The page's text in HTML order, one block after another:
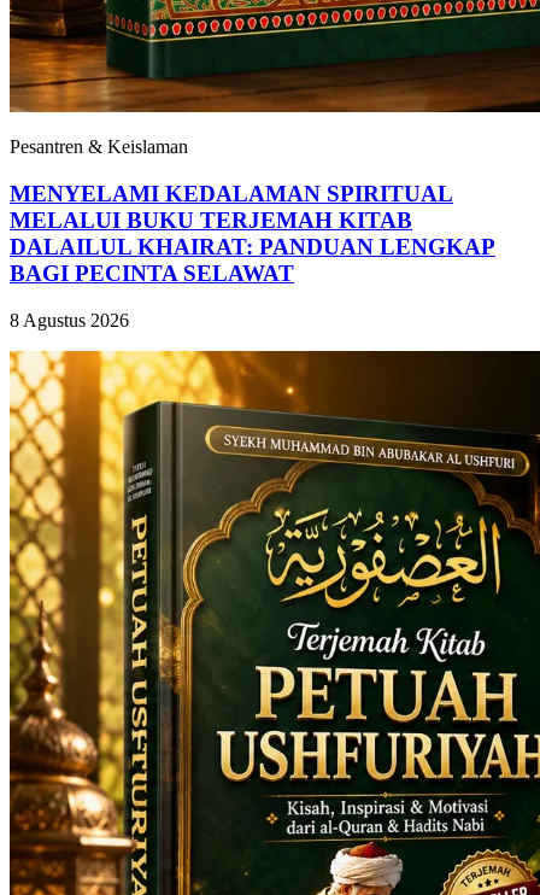
Pesantren & Keislaman
MENYELAMI KEDALAMAN SPIRITUAL
MELALUI BUKU TERJEMAH KITAB
DALAILUL KHAIRAT: PANDUAN LENGKAP
BAGI PECINTA SELAWAT
8 Agustus 2026